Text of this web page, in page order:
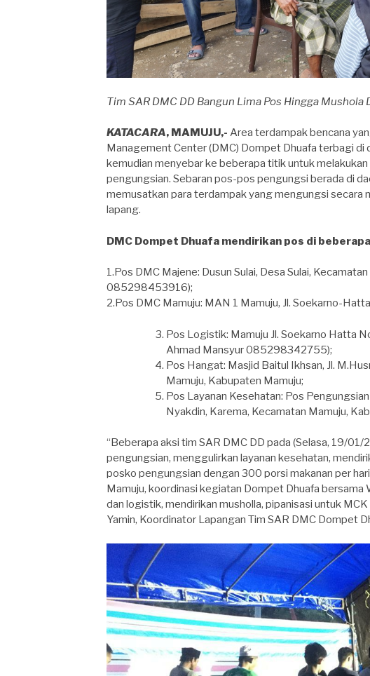
Tim SAR DMC DD Bangun Lima Pos Hingga
KATACARA, MAMUJU,- Area terdampak bencana
Management Center (DMC) Dompet Dhuafa terbagi di
kemudian menyebar ke beberapa titik untuk
pengungsian. Sebaran pos-pos pengungsi berada di
memusatkan para terdampak yang mengungsi secara
lapang.
DMC Dompet Dhuafa mendirikan pos di
1.Pos DMC Majene: Dusun Sulai, Desa Sulai,
085298453916);
2.Pos DMC Mamuju: MAN 1 Mamuju, Jl. Soekarno-
Pos Logistik: Mamuju Jl. Soekarno Hatta
Ahmad Mansyur 085298342755);
Pos Hangat: Masjid Baitul Ikhsan, Jl.
Mamuju, Kabupaten Mamuju;
Pos Layanan Kesehatan: Pos
Nyakdin, Karema, Kecamatan Mamuju,
“Beberapa aksi tim SAR DMC DD pada (Selasa, 19/
pengungsian, menggulirkan layanan kesehatan,
posko pengungsian dengan 300 porsi makanan per
Mamuju, koordinasi kegiatan Dompet Dhuafa
dan logistik, mendirikan musholla, pipanisasi untuk
Yamin, Koordinator Lapangan Tim SAR DMC Dompet